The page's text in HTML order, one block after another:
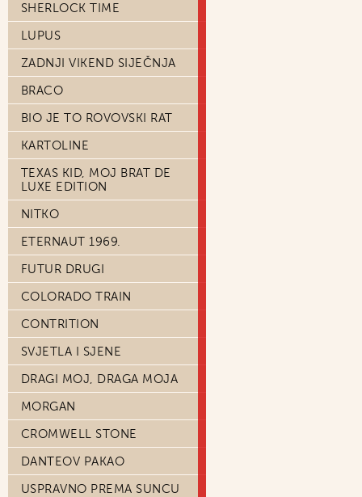
SHERLOCK TIME
LUPUS
ZADNJI VIKEND SIJEČNJA
BRACO
BIO JE TO ROVOVSKI RAT
KARTOLINE
TEXAS KID, MOJ BRAT DE
LUXE EDITION
NITKO
ETERNAUT 1969.
FUTUR DRUGI
COLORADO TRAIN
CONTRITION
SVJETLA I SJENE
DRAGI MOJ, DRAGA MOJA
MORGAN
CROMWELL STONE
DANTEOV PAKAO
USPRAVNO PREMA SUNCU